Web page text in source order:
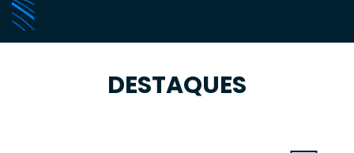
DESTAQUES